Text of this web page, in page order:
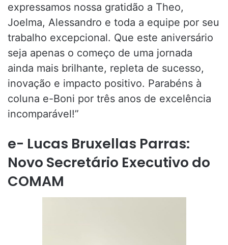
expressamos nossa gratidão a Theo,
Joelma, Alessandro e toda a equipe por seu
trabalho excepcional. Que este aniversário
seja apenas o começo de uma jornada
ainda mais brilhante, repleta de sucesso,
inovação e impacto positivo. Parabéns à
coluna e-Boni por três anos de excelência
incomparável!”
e- Lucas Bruxellas Parras:
Novo Secretário Executivo do
COMAM